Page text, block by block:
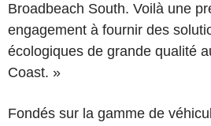
Broadbeach South. Voilà une
engagement à fournir des
écologiques de grande qualité
Coast. »
Fondés sur la gamme de